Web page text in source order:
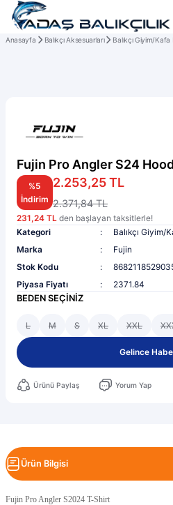
Anasayfa Balıkçı Aksesuarları Balıkçı Giyim/Kafa
Fujin Pro Angler S24
%5
İndirim
2.253,25 TL
2.371,84 TL
231,24 TL den başlayan taksitlerle!
Kategori
Balıkçı Giyim/
Marka
Fujin
Stok Kodu
Piyasa Fiyatı
2371.84
BEDEN SEÇİNİZ
L M S XL XXL
Gelince
Ürünü Paylaş Yorum Yap
Ürün Bilgisi
Fujin Pro Angler S2024 T-Shirt